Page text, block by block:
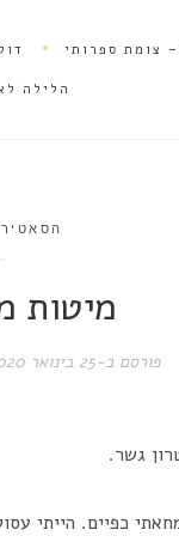
הלילה
מיטות
פורסם ב-25 בינואר 2020
גשר.
כפיים. הייתי